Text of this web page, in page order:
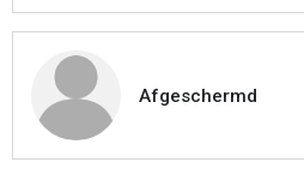
Afgeschermd